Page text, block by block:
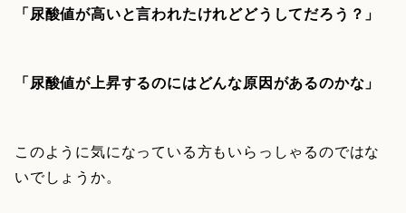
「尿酸値が高いと言われたけれどどうしてだろう？」
「尿酸値が上昇するのにはどんな原因があるのかな」
このように気になっている方もいらっしゃるのではな
いでしょうか。